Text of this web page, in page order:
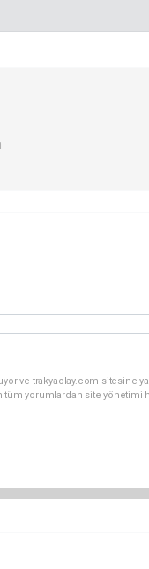
ve trakyaolay.com sitesine
tüm yorumlardan site